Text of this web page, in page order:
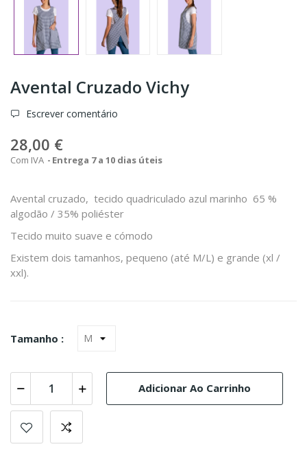
Avental Cruzado Vichy
Escrever comentário
28,00 €
Com IVA Entrega 7 a 10 dias úteis
Avental cruzado, tecido quadriculado azul marinho 65 %
algodão / 35% poliéster
Tecido muito suave e cómodo
Existem dois tamanhos, pequeno (até M/L) e grande (xl /
xxl).
Tamanho :
Adicionar Ao Carrinho